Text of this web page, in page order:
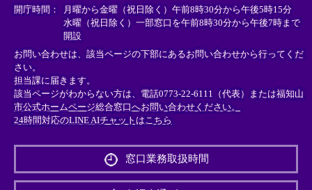
＞
＞
＞
開庁時間：
月曜から金曜（祝日除く）午前8時30分から午後5時15分
水曜（祝日除く）一部窓口を午前8時30分から午後7時まで
開設
お問い合わせは、該当ページの下部にあるお問い合わせから行ってくだ
さい。
担当課に届きます。
該当ページがわからない方は、電話0773-22-6111（代表）または福知山
市公式ホームページ総合窓口へお問い合わせください。
24時間対応のLINE AIチャットはこちら
外
リ
ン
窓口業務取扱時間